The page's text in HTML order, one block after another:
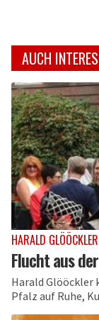
AUCH
HARALD
Flucht aus
Harald Glööckler
Pfalz auf Ruhe,